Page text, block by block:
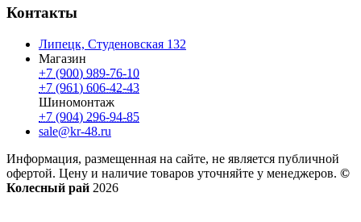
Контакты
Липецк, Студеновская 132
Магазин
+7 (900) 989-76-10
+7 (961) 606-42-43
Шиномонтаж
+7 (904) 296-94-85
sale@kr-48.ru
Информация, размещенная на сайте, не является публичной
офертой. Цену и наличие товаров уточняйте у менеджеров. ©
Колесный рай 2026